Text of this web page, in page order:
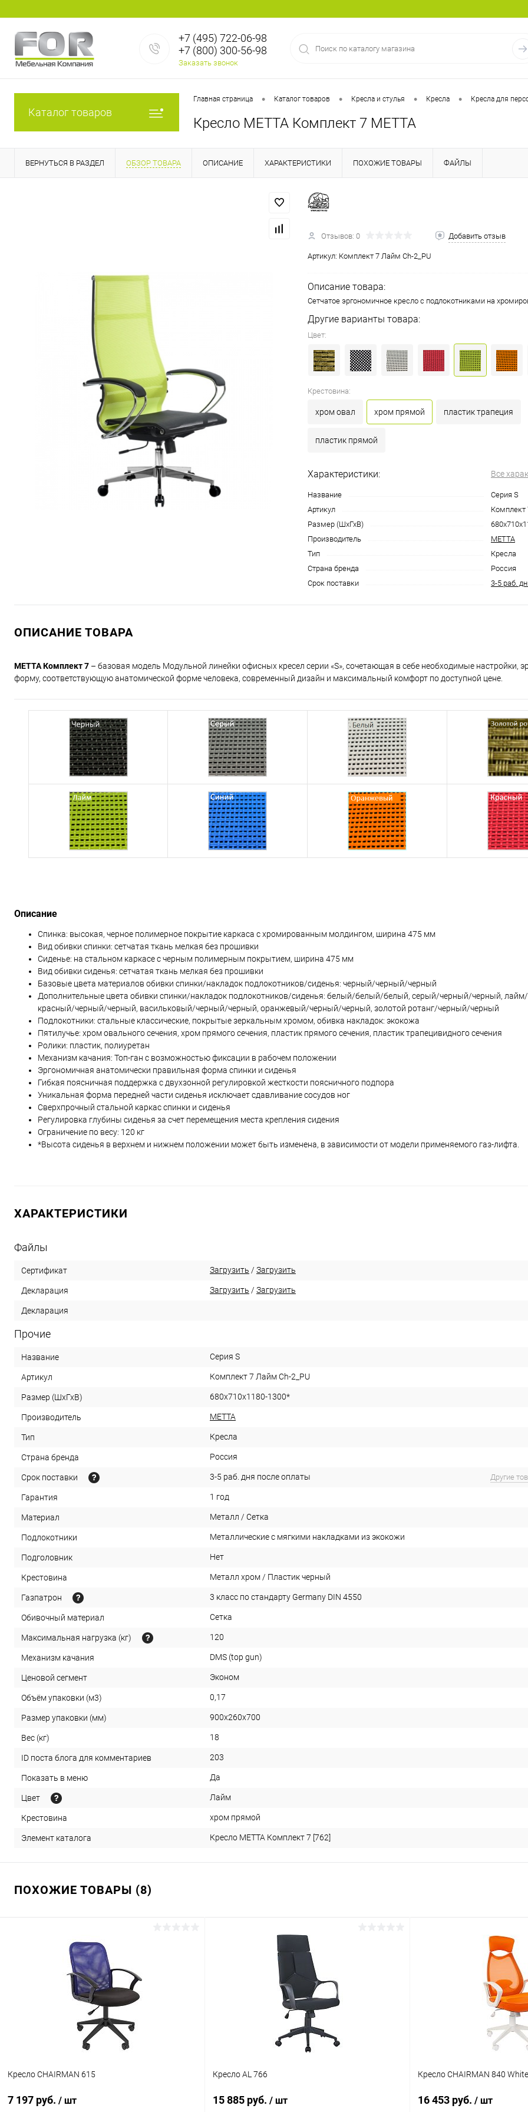
+7 (495) 722-06-98
+7 (800) 300-56-98
Заказать звонок
Каталог товаров
Главная страница • Каталог товаров • Кресла и стулья • Кресла • Кресла для
Кресло МЕТТА Комплект 7 МЕТТА
ВЕРНУТЬСЯ В РАЗДЕЛ ОБЗОР ТОВАРА ОПИСАНИЕ ХАРАКТЕРИСТИКИ ПОХОЖИЕ ТОВАРЫ ФАЙЛЫ
Отзывов: 0 Добавить отзыв
Артикул: Комплект 7 Лайм Ch-2_PU
Описание товара:
Сетчатое эргономичное кресло с подлокотниками на
Другие варианты товара:
Цвет:
Крестовина:
хром овал хром прямой пластик трапеция
пластик прямой
Характеристики: Все
Название
Серия S
Артикул
Комплект
Размер (ШхГхВ)
Производитель
МЕТТА
Тип
Кресла
Страна бренда
Россия
Срок поставки
3-5 раб.
ОПИСАНИЕ ТОВАРА
МЕТТА Комплект 7 – базовая модель Модульной линейки офисных кресел серии «S», сочетающая в себе необходимые настройки,
форму, соответствующую анатомической форме человека, современный дизайн и максимальный комфорт по доступной цене.
Описание
Спинка: высокая, черное полимерное покрытие каркаса с хромированным молдингом, ширина 475 мм
Вид обивки спинки: сетчатая ткань мелкая без прошивки
Сиденье: на стальном каркасе с черным полимерным покрытием, ширина 475 мм
Вид обивки сиденья: сетчатая ткань мелкая без прошивки
Базовые цвета материалов обивки спинки/накладок подлокотников/сиденья: черный/черный/черный
Дополнительные цвета обивки спинки/накладок подлокотников/сиденья: белый/белый/белый, серый/черный/черный,
красный/черный/черный, васильковый/черный/черный, оранжевый/черный/черный, золотой ротанг/черный/черный
Подлокотники: стальные классические, покрытые зеркальным хромом, обивка накладок: экокожа
Пятилучье: хром овального сечения, хром прямого сечения, пластик прямого сечения, пластик трапецивидного сечения
Ролики: пластик, полиуретан
Механизм качания: Топ-ган с возможностью фиксации в рабочем положении
Эргономичная анатомически правильная форма спинки и сиденья
Гибкая поясничная поддержка с двухзонной регулировкой жесткости поясничного подпора
Уникальная форма передней части сиденья исключает сдавливание сосудов ног
Сверхпрочный стальной каркас спинки и сиденья
Регулировка глубины сиденья за счет перемещения места крепления сидения
Ограничение по весу: 120 кг
*Высота сиденья в верхнем и нижнем положении может быть изменена, в зависимости от модели применяемого газ-лифта.
ХАРАКТЕРИСТИКИ
Файлы
Сертификат Загрузить / Загрузить
Декларация Загрузить / Загрузить
Декларация
Прочие
Название Серия S
Артикул Комплект 7 Лайм Ch-2_PU
Размер (ШхГхВ) 680х710х1180-1300*
Производитель МЕТТА
Тип Кресла
Страна бренда Россия
Срок поставки 3-5 раб. дня после оплаты Другие
Гарантия 1 год
Материал Металл / Сетка
Подлокотники Металлические с мягкими накладками из экокожи
Подголовник Нет
Крестовина Металл хром / Пластик черный
Газпатрон 3 класс по стандарту Germany DIN 4550
Обивочный материал Сетка
Максимальная нагрузка (кг) 120
Механизм качания DMS (top gun)
Ценовой сегмент Эконом
Объём упаковки (м3) 0,17
Размер упаковки (мм) 900х260х700
Вес (кг) 18
ID поста блога для комментариев 203
Показать в меню Да
Цвет Лайм
Крестовина хром прямой
Элемент каталога Кресло МЕТТА Комплект 7 [762]
ПОХОЖИЕ ТОВАРЫ (8)
Кресло CHAIRMAN 615
7 197 руб. / шт
Кресло AL 766
15 885 руб. / шт
Кресло CHAIRMAN 840 White
16 453 руб. / шт